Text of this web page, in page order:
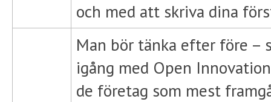
och med att skriva dina
Man bör tänka efter före –
igång med Open
de företag som mest